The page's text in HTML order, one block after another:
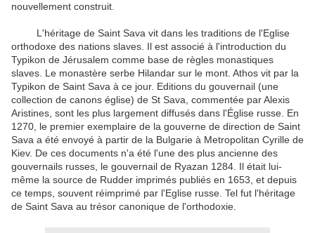
nouvellement construit.
L'héritage de Saint Sava vit dans les traditions de l'Eglise
orthodoxe des nations slaves. Il est associé à l'introduction du
Typikon de Jérusalem comme base de règles monastiques
slaves. Le monastère serbe Hilandar sur le mont. Athos vit par la
Typikon de Saint Sava à ce jour. Editions du gouvernail (une
collection de canons église) de St Sava, commentée par Alexis
Aristines, sont les plus largement diffusés dans l'Église russe. En
1270, le premier exemplaire de la gouverne de direction de Saint
Sava a été envoyé à partir de la Bulgarie à Metropolitan Cyrille de
Kiev. De ces documents n'a été l'une des plus ancienne des
gouvernails russes, le gouvernail de Ryazan 1284. Il était lui-
même la source de Rudder imprimés publiés en 1653, et depuis
ce temps, souvent réimprimé par l'Eglise russe. Tel fut l'héritage
de Saint Sava au trésor canonique de l'orthodoxie.